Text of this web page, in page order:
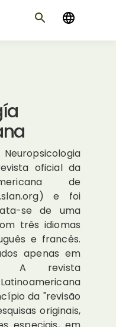
oficial da
de
e foi
se de uma
três idiomas
e francês.
apenas em
A revista
da "revisão
originais,